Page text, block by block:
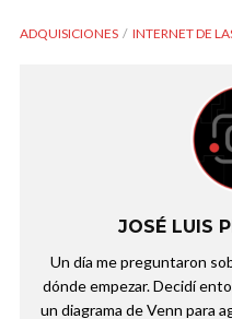
ADQUISICIONES INTERNET DE
JOSÉ LUIS
Un día me preguntaron
dónde empezar. Decidí
un diagrama de Venn para